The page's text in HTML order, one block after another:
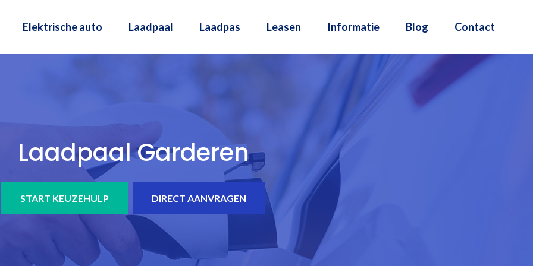
Elektrische auto Laadpaal Laadpas Leasen Informatie Blog Contact
Laadpaal Garderen
START KEUZEHULP DIRECT AANVRAGEN